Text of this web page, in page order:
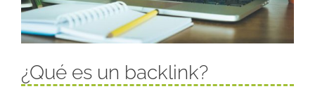
¿Qué es un backlink?